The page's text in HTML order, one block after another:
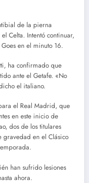
de la pierna
Celta. Intentó continuar,
en el minuto 16.
ha confirmado que
ante el Getafe. «No
el italiano.
el Real Madrid, que
en este inicio de
dos de los titulares
gravedad en el Clásico
han sufrido lesiones
ahora.